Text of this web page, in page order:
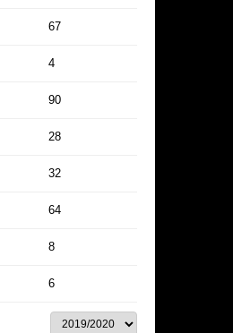
67
4
90
28
32
64
8
6